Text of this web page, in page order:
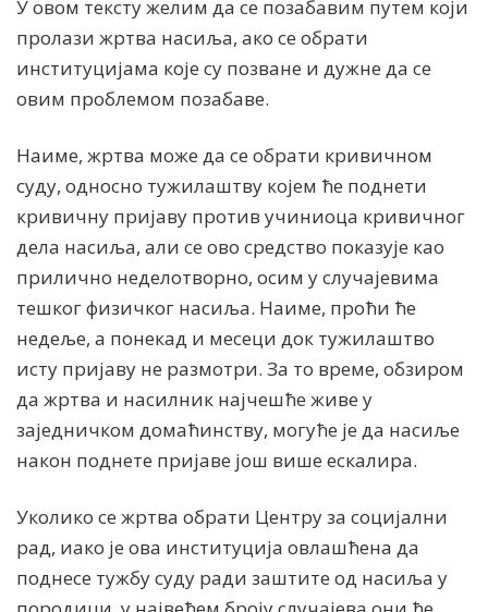
У овом тексту желим да се позабавим путем који
пролази жртва насиља, ако се обрати
институцијама које су позване и дужне да се
овим проблемом позабаве.
Наиме, жртва може да се обрати кривичном
суду, односно тужилаштву којем ће поднети
кривичну пријаву против учиниоца кривичног
дела насиља, али се ово средство показује као
прилично неделотворно, осим у случајевима
тешког физичког насиља. Наиме, проћи ће
недеље, а понекад и месеци док тужилаштво
исту пријаву не размотри. За то време, обзиром
да жртва и насилник најчешће живе у
заједничком домаћинству, могуће је да насиље
након поднете пријаве још више ескалира.
Уколико се жртва обрати Центру за социјални
рад, иако је ова институција овлашћена да
поднесе тужбу суду ради заштите од насиља у